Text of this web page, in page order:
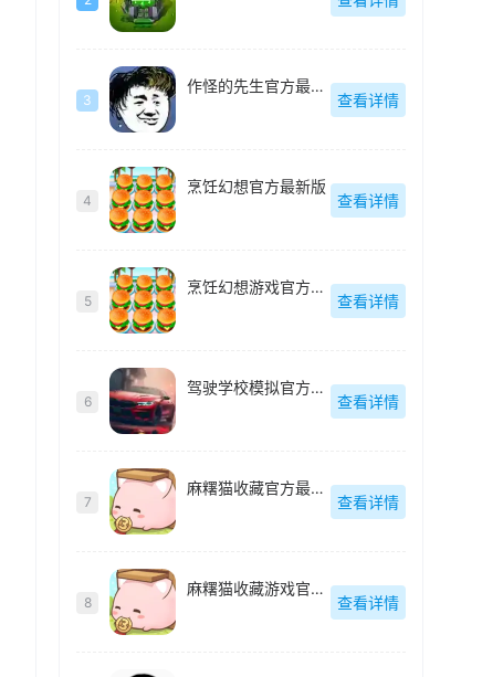
3
作怪的先生官方最新版
查看详情
4
烹饪幻想官方最新版
查看详情
5
烹饪幻想游戏官方最新版
查看详情
6
驾驶学校模拟官方最新版
查看详情
7
麻糬猫收藏官方最新版
查看详情
8
麻糬猫收藏游戏官方最新版
查看详情